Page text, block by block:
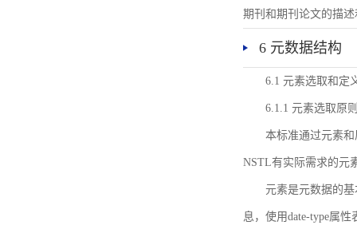
期刊和期刊论文的描
6 元数据结构
6.1 元素选取和定
6.1.1 元素选取原
本标准通过元素
NSTL有实际需求的元
元素是元数据的
息，使用date-type属